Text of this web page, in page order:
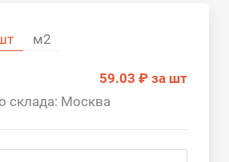
м2
59.03 ₽ за шт
склада: Москва